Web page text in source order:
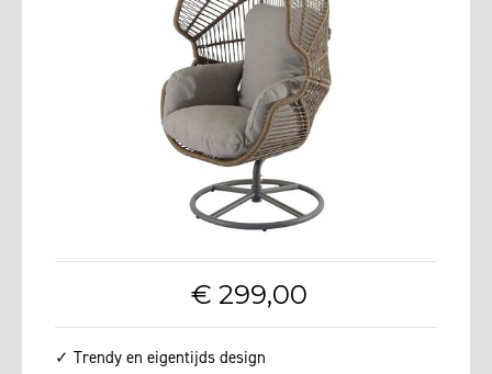
€ 299,00
✓ Trendy en eigentijds design